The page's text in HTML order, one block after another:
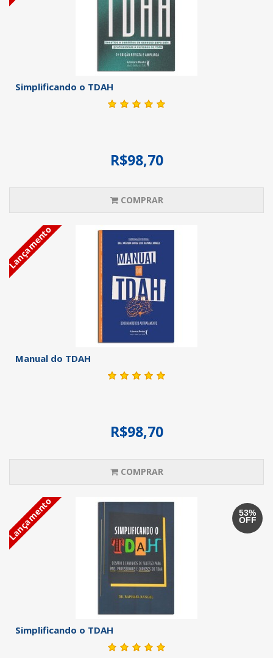
Simplificando o TDAH
R$98,70
COMPRAR
Lançamento
Manual do TDAH
R$98,70
COMPRAR
53%
OFF
Lançamento
Simplificando o TDAH